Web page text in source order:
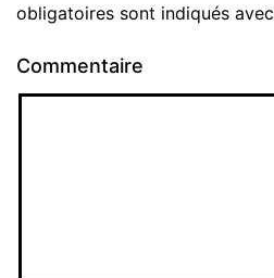
obligatoires sont indiqués avec
Commentaire